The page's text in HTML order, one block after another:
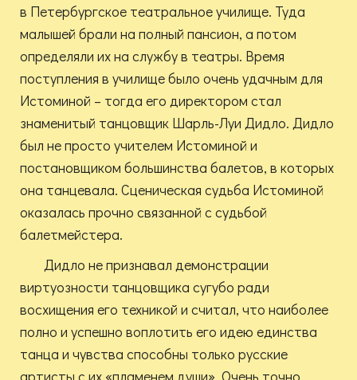
в Петербургское театральное училище. Туда
малышей брали на полный пансион, а потом
определяли их на службу в театры. Время
поступления в училище было очень удачным для
Истоминой – тогда его директором стал
знаменитый танцовщик Шарль-Луи Дидло. Дидло
был не просто учителем Истоминой и
постановщиком большинства балетов, в которых
она танцевала. Сценическая судьба Истоминой
оказалась прочно связанной с судьбой
балетмейстера.
Дидло не признавал демонстрации
виртуозности танцовщика сугубо ради
восхищения его техникой и считал, что наиболее
полно и успешно воплотить его идею единства
танца и чувства способны только русские
артисты с их «пламенем души». Очень точно